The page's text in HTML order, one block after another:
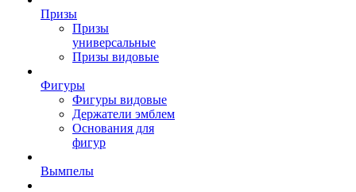
Призы
Призы
универсальные
Призы видовые
Фигуры
Фигуры видовые
Держатели эмблем
Основания для
фигур
Вымпелы